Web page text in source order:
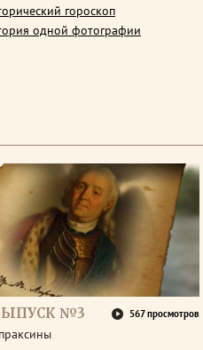
гороскоп
одной фотографии
№3 567 просмотров